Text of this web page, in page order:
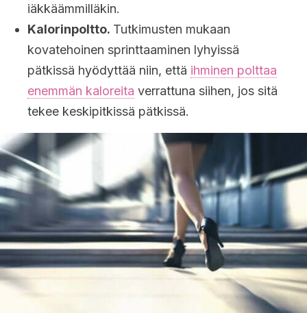
iäkkäämmilläkin.
Kalorinpoltto. Tutkimusten mukaan
kovatehoinen sprinttaaminen lyhyissä
pätkissä hyödyttää niin, että ihminen polttaa
enemmän kaloreita verrattuna siihen, jos sitä
tekee keskipitkissä pätkissä.